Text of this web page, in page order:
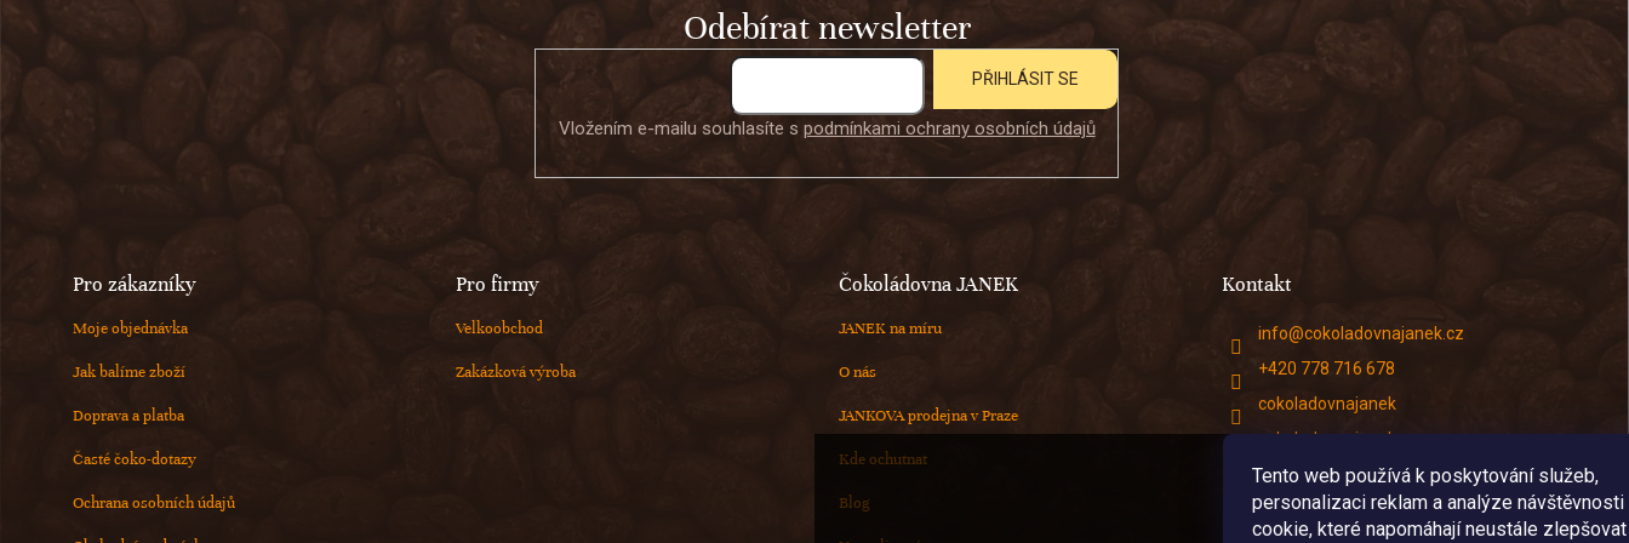
Tento web používá k poskytování služeb,
personalizaci reklam a analýze
cookie, které napomáhají neustále
v
k
ý
p
s
a
Odebírat newsletter
Vložením e-mailu souhlasíte s podmínkami ochrany osobních údajů
PŘIHLÁSIT SE
Pro zákazníky
Moje objednávka
Jak balíme zboží
Doprava a platba
Časté čoko-dotazy
Ochrana osobních údajů
Pro firmy
Velkoobchod
Zakázková výroba
Čokoládovna JANEK
JANEK na míru
O nás
JANKOVA prodejna v Praze
Kde ochutnat
Blog
Kontakt
info@cokoladovnajanek.cz
+420 778 716 678
cokoladovnajanek
cokoladovnajanek
@janek_chocolate